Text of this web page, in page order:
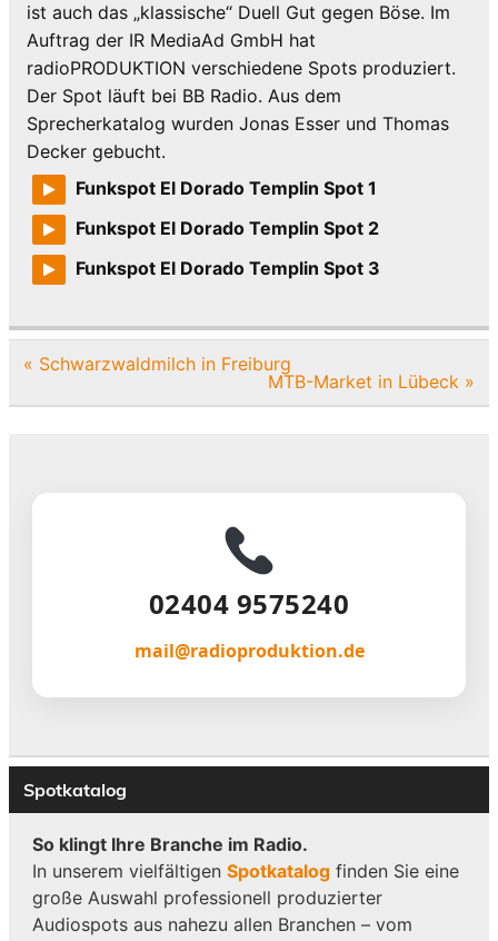
ist auch das „klassische“ Duell Gut gegen Böse. Im
Auftrag der IR MediaAd GmbH hat
radioPRODUKTION verschiedene Spots produziert.
Der Spot läuft bei BB Radio. Aus dem
Sprecherkatalog wurden Jonas Esser und Thomas
Decker gebucht.
Funkspot El Dorado Templin Spot 1
Funkspot El Dorado Templin Spot 2
Funkspot El Dorado Templin Spot 3
Beitragsnavigation
« Schwarzwaldmilch in Freiburg
MTB-Market in Lübeck »
02404 9575240
mail@radioproduktion.de
Spotkatalog
So klingt Ihre Branche im Radio.
In unserem vielfältigen Spotkatalogfinden Sie eine
große Auswahl professionell produzierter
Audiospots aus nahezu allen Branchen – vom